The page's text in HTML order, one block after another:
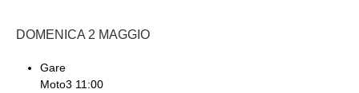
DOMENICA 2 MAGGIO
Gare
Moto3 11:00